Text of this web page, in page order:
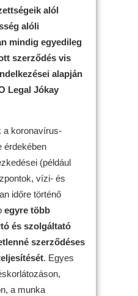
alól
alóli
mindig egyedileg
szerződés vis
alapján
Legal Jókay
a koronavírus-
érdekében
(például
vízi- és
időre történő
egyre több
és szolgáltató
szerződéses
. Egyes
a munka